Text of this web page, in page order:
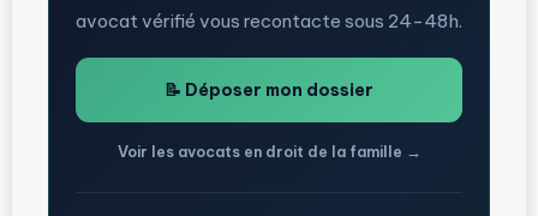
avocat vérifié vous recontacte sous 24-48h.
📝 Déposer mon dossier
Voir les avocats en droit de la famille →